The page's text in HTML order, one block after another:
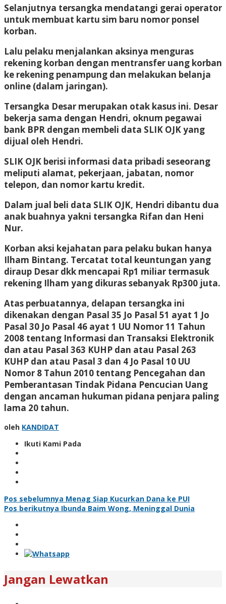
Selanjutnya tersangka mendatangi gerai operator
untuk membuat kartu sim baru nomor ponsel
korban.
Lalu pelaku menjalankan aksinya menguras
rekening korban dengan mentransfer uang korban
ke rekening penampung dan melakukan belanja
online (dalam jaringan).
Tersangka Desar merupakan otak kasus ini. Desar
bekerja sama dengan Hendri, oknum pegawai
bank BPR dengan membeli data SLIK OJK yang
dijual oleh Hendri.
SLIK OJK berisi informasi data pribadi seseorang
meliputi alamat, pekerjaan, jabatan, nomor
telepon, dan nomor kartu kredit.
Dalam jual beli data SLIK OJK, Hendri dibantu dua
anak buahnya yakni tersangka Rifan dan Heni
Nur.
Korban aksi kejahatan para pelaku bukan hanya
Ilham Bintang. Tercatat total keuntungan yang
diraup Desar dkk mencapai Rp1 miliar termasuk
rekening Ilham yang dikuras sebanyak Rp300 juta.
Atas perbuatannya, delapan tersangka ini
dikenakan dengan Pasal 35 Jo Pasal 51 ayat 1 Jo
Pasal 30 Jo Pasal 46 ayat 1 UU Nomor 11 Tahun
2008 tentang Informasi dan Transaksi Elektronik
dan atau Pasal 363 KUHP dan atau Pasal 263
KUHP dan atau Pasal 3 dan 4 Jo Pasal 10 UU
Nomor 8 Tahun 2010 tentang Pencegahan dan
Pemberantasan Tindak Pidana Pencucian Uang
dengan ancaman hukuman pidana penjara paling
lama 20 tahun.
oleh KANDIDAT
Ikuti Kami Pada
Navigasi
pos
Pos sebelumnya Menag Siap Kucurkan Dana ke PUI
Pos berikutnya Ibunda Baim Wong, Meninggal Dunia
Jangan Lewatkan